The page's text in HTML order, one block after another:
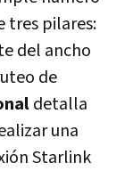
tres pilares:
del ancho
de
detalla
una
Starlink